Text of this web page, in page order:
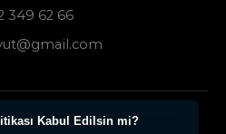
349 62 66
2024 © - Tüm Hakları
Kabul Edilsin mi?